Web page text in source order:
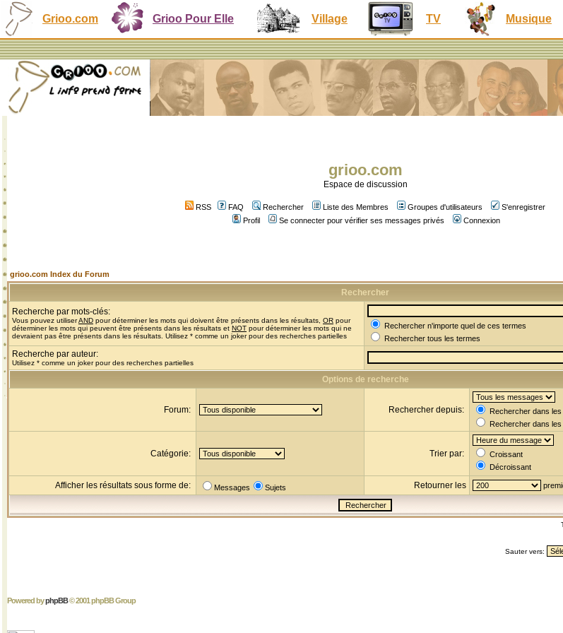
Grioo.com Grioo Pour Elle Village TV Musique
grioo.com
Espace de discussion
RSS FAQ Rechercher Liste des Membres Groupes d'utilisateurs
S'enregistrer
Profil
Se connecter pour vérifier ses messages privés Connexion
grioo.com Index du Forum
Rechercher
Recherche par mots-clés:
Vous pouvez utiliserAND pour déterminer les mots qui doivent être présents dans les résultats, OR pour
déterminer les mots qui peuvent être présents dans les résultats et NOT pour déterminer les mots qui ne
devraient pas être présents dans les résultats. Utilisez * comme un joker pour des recherches partielles
Rechercher n'importe quel de ces termes
Rechercher tous les termes
Recherche par auteur:
Utilisez * comme un joker pour des recherches partielles
Options de recherche
Forum: Rechercher depuis:
Rechercher dans
Rechercher dans
Catégorie: Trier par:
Croissant
Décroissant
Afficher les résultats sous forme de: Messages Sujets Retourner les
Sauter vers:
Powered byphpBB© 2001 phpBB Group